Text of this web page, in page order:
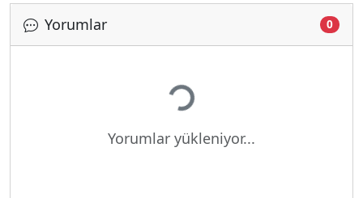
Yorumlar 0
Yükleniyor...
Yorumlar yükleniyor...